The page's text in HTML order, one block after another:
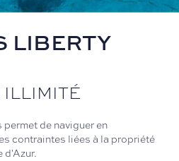
LIBERTY
ILLIMITÉ
de naviguer en
contraintes liées à la propriété
d'Azur.